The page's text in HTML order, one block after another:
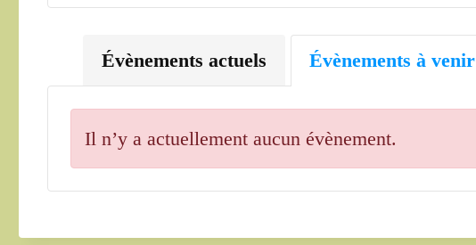
Évènements actuels Évènements à venir
Il n’y a actuellement aucun évènement.